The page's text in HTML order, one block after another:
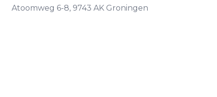
Atoomweg 6-8, 9743 AK Groningen